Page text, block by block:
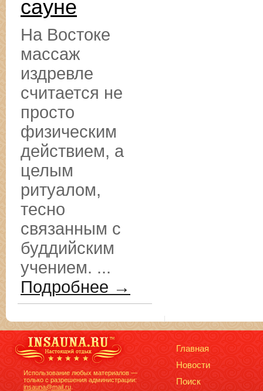
сауне
На Востоке
массаж
издревле
считается не
просто
физическим
действием, а
целым
ритуалом,
тесно
связанным с
буддийским
учением. ...
Подробнее →
Использование любых материалов —
только с разрешения администрации:
insauna@mail.ru
Главная
Новости
Поиск